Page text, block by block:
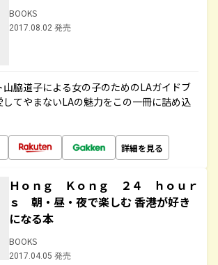
BOOKS
2017.08.02 発売
脇道子による女の子のためのLAガイドブ
てやまないLAの魅力をこの一冊に詰め込
詳細を見る
Ｈｏｎｇ Ｋｏｎｇ ２４ ｈｏｕｒ
ｓ 朝・昼・夜で楽しむ 香港が好き
になる本
BOOKS
2017.04.05 発売